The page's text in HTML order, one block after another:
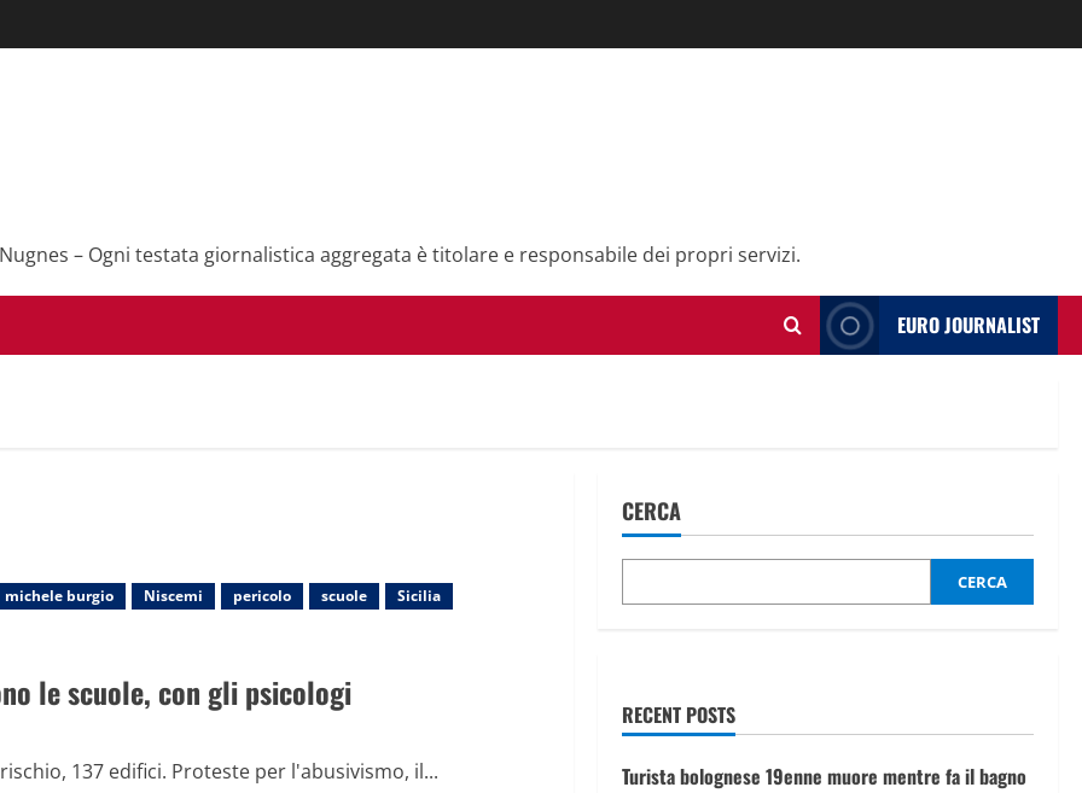
– Ogni testata giornalistica aggregata è titolare e responsabile dei propri servizi.
EURO JOURNALIST
michele burgio Niscemi pericolo scuole
Sicilia
le scuole, con gli psicologi
137 edifici. Proteste per l'abusivismo, il...
CERCA
CERCA
RECENT POSTS
Turista bolognese 19enne muore mentre fa il bagno